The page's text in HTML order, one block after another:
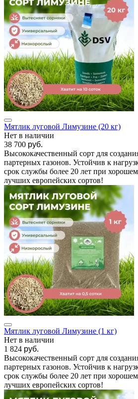
Мятлик луговой Лимузине (20 кг)
Нет в наличии
38 700 руб.
Высококачественный сорт для
партерных газонов. Устойчив к
срок службы более 20 лет при
лучших европейских сортов!
Мятлик луговой Лимузине (1 кг)
Нет в наличии
1 824 руб.
Высококачественный сорт для
партерных газонов. Устойчив к
срок службы более 20 лет при
лучших европейских сортов!